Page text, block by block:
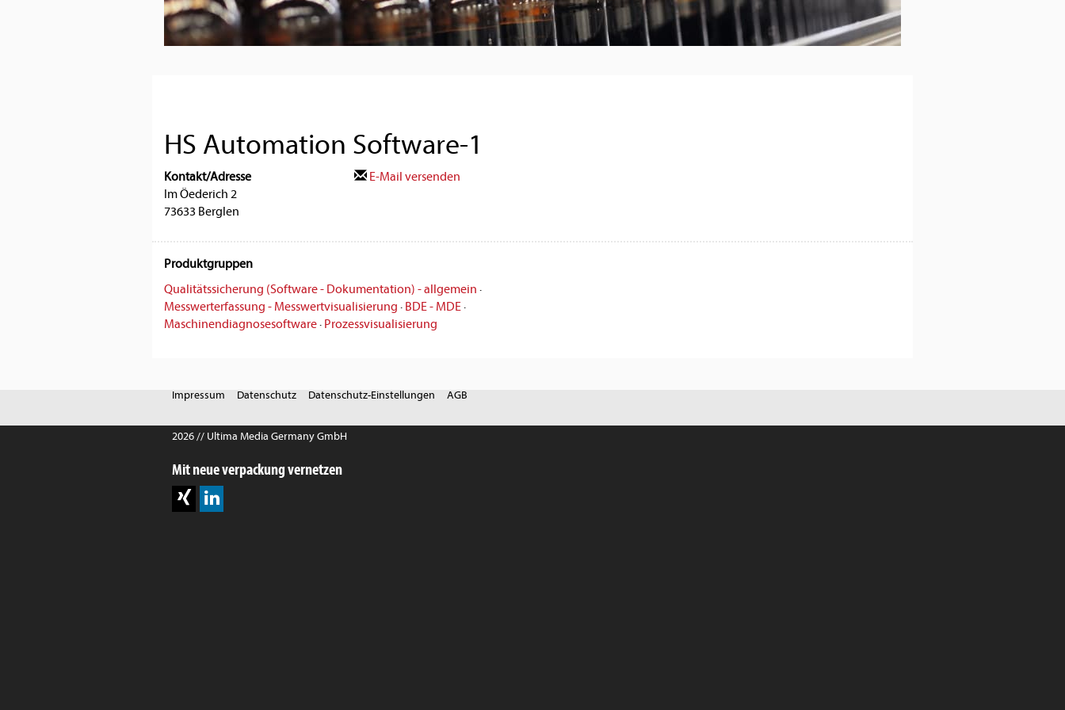
HS Automation Software-1
Kontakt/Adresse
Im Öederich 2
73633 Berglen
E-Mail versenden
Produktgruppen
Qualitätssicherung (Software - Dokumentation) - allgemein ·
Messwerterfassung - Messwertvisualisierung · BDE - MDE·
Maschinendiagnosesoftware· Prozessvisualisierung
Impressum Datenschutz Datenschutz-Einstellungen AGB
2026 // Ultima Media Germany GmbH
Mit neue verpackung vernetzen